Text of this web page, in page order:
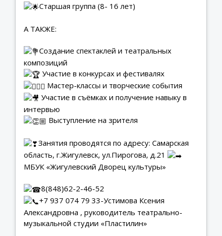
Старшая группа (8- 16 лет)
А ТАКЖЕ:
Создание спектаклей и театральных
композиций
Участие в конкурсах и фестивалях
Мастер-классы и творческие события
Участие в съёмках и получение навыку в
интервью
Выступление на зрителя
Занятия проводятся по адресу: Самарская
область, г.Жигулевск, ул.Пирогова, д.21
МБУК «Жигулевский Дворец культуры»
8(848)62-2-46-52
+7 937 074 79 33-Устимова Ксения
Александровна , руководитель театрально-
музыкальной студии «Пластилин»